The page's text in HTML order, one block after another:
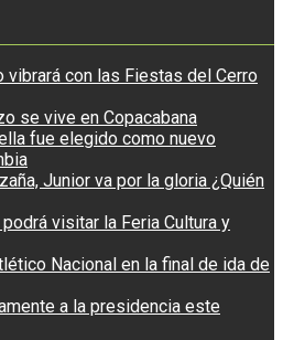
vibrará con las Fiestas del Cerro
se vive en Copacabana
fue elegido como nuevo
Junior va por la gloria ¿Quién
visitar la Feria Cultura y
Nacional en la final de ida de
a la presidencia este